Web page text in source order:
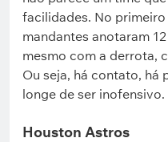
facilidades. No
mandantes anotaram
mesmo com a derrota,
Ou seja, há contato, há
longe de ser inofensivo.
Houston Astros